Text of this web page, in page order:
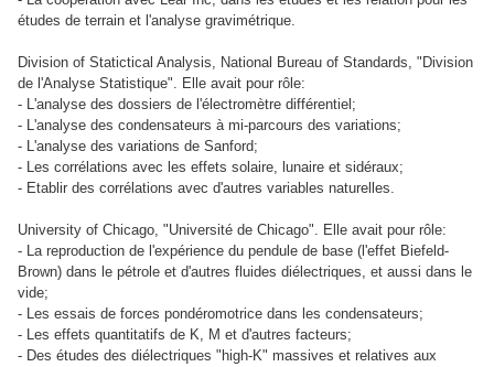
études de terrain et l'analyse gravimétrique.
Division of Statictical Analysis, National Bureau of Standards, " Division
de l'Analyse Statistique". Elle avait pour rôle:
- L'analyse des dossiers de l'électromètre différentiel;
- L'analyse des condensateurs à mi-parcours des variations;
- L'analyse des variations de Sanford;
- Les corrélations avec les effets solaire, lunaire et sidéraux;
- Etablir des corrélations avec d'autres variables naturelles.
University of Chicago, "Université de Chicago". Elle avait pour rôle:
- La reproduction de l'expérience du pendule de base (l'effet Biefeld-
Brown) dans le pétrole et d'autres fluides diélectriques, et aussi dans le
vide;
- Les essais de forces pondéromotrice dans les condensateurs;
- Les effets quantitatifs de K, M et d'autres facteurs;
- Des études des diélectriques "high-K" massives et relatives aux